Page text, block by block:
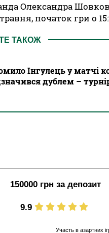
Олександра
початок гри о
ТАКОЖ
Інгулець у матчі
дублем –
150000 грн за депозит
9.9
Участь в азартних